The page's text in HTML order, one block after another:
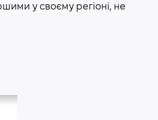
у своєму регіоні, не